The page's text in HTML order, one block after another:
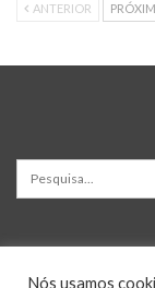
ANTERIOR
Nós usamos